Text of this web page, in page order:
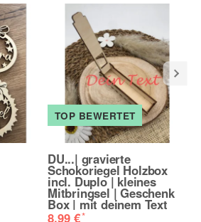
TOP BEWERTET
DU...| gravierte
Schokoriegel Holzbox
incl. Duplo | kleines
Mitbringsel | Geschenk
Box | mit deinem Text
8,99 €*